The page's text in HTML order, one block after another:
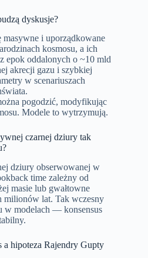
dyskusje?
i uporządkowane
kosmosu, a ich
epok oddalonych o ~10 mld
akrecji gazu i szybkiej
w scenariuszach
pogodzić, modyfikując
Modele to wytrzymują.
czarnej dziury tak
dziury obserwowanej w
time zależny od
masie lub gwałtowne
milionów lat. Tak wczesny
w modelach — konsensus
a hipoteza Rajendry Gupty